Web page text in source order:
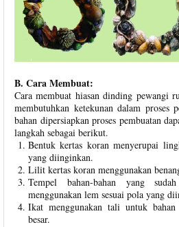
B. Cara Membuat:
Cara membuat hiasan dinding pewangi
membutuhkan ketekunan dalam proses
bahan dipersiapkan proses pembuatan
langkah sebagai berikut.
Bentuk kertas koran menyerupai
yang diinginkan.
Lilit kertas koran menggunakan
Tempel bahan-bahan yang
menggunakan lem sesuai pola yang
Ikat menggunakan tali untuk
besar.